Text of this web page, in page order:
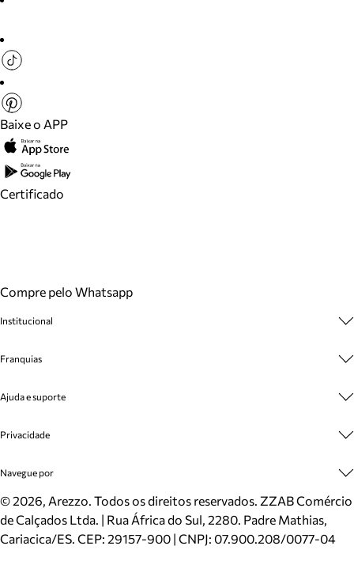
Baixe o APP
Certificado
Compre pelo Whatsapp
Institucional
Cashback
Venda Corporativa
Mapa do Site
Inverno
Mundo Arezzo
Franquias
Plano de Negócio
Ajuda e suporte
Cadastro
Meus Pedidos
Trocas e Devoluções
Cartão Presente
Localizador de lojas
Privacidade
Politica e Privacidade
Navegue por
Sapatos
Bolsas
Scarpins
©2026, Arezzo. Todos os direitos reservados. ZZAB Comércio
de Calçados Ltda. | Rua África do Sul, 2280. Padre Mathias,
Cariacica/ES. CEP: 29157-900 | CNPJ: 07.900.208/0077-04